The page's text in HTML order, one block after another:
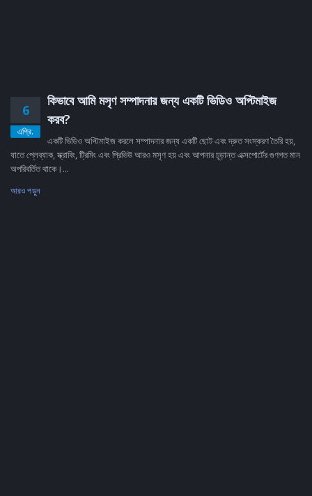
6
এপ্রি.
কিভাবে আমি মসৃণ সম্পাদনার জন্য একটি ভিডিও অপ্টিমাইজ
করব?
একটি ভিডিও অপ্টিমাইজ করলে সম্পাদনার জন্য একটি ছোট এবং দ্রুত সংস্করণ তৈরি হয়,
যাতে প্লেব্যাক, স্ক্রাবিং, ট্রিমিং এবং প্রিভিউ আরও মসৃণ হয় এবং আপনার চূড়ান্ত এক্সপোর্টের গুণগত মান
অপরিবর্তিত থাকে।...
আরও পড়ুন